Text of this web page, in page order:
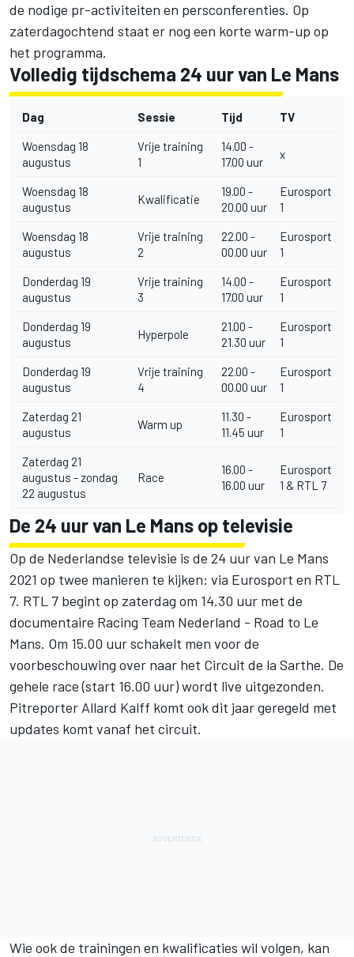
de nodige pr-activiteiten en persconferenties. Op
zaterdagochtend staat er nog een korte warm-up op
het programma.
Volledig tijdschema 24 uur van Le Mans
Dag Sessie Tijd TV
Woensdag 18
augustus
Vrije training
1
14.00 -
17.00 uur
x
Woensdag 18
augustus
Kwalificatie
19.00 -
20.00 uur
Eurosport
1
Woensdag 18
augustus
Vrije training
2
22.00 -
00.00 uur
Eurosport
1
Donderdag 19
augustus
Vrije training
3
14.00 -
17.00 uur
Eurosport
1
Donderdag 19
augustus
Hyperpole
21.00 -
21.30 uur
Eurosport
1
Donderdag 19
augustus
Vrije training
4
22.00 -
00.00 uur
Eurosport
1
Zaterdag 21
augustus
Warm up
11.30 -
11.45 uur
Eurosport
1
Zaterdag 21
augustus - zondag
22 augustus
Race
16.00 -
16.00 uur
Eurosport
1 & RTL 7
De 24 uur van Le Mans op televisie
Op de Nederlandse televisie is de 24 uur van Le Mans
2021 op twee manieren te kijken: via Eurosport en RTL
7. RTL 7 begint op zaterdag om 14.30 uur met de
documentaire Racing Team Nederland - Road to Le
Mans. Om 15.00 uur schakelt men voor de
voorbeschouwing over naar het Circuit de la Sarthe. De
gehele race (start 16.00 uur) wordt live uitgezonden.
Pitreporter Allard Kalff komt ook dit jaar geregeld met
updates komt vanaf het circuit.
Wie ook de trainingen en kwalificaties wil volgen, kan